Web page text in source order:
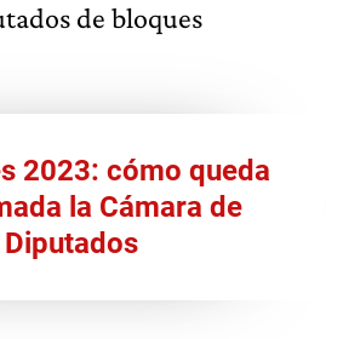
de bloques
2023: cómo queda
la Cámara de
Diputados